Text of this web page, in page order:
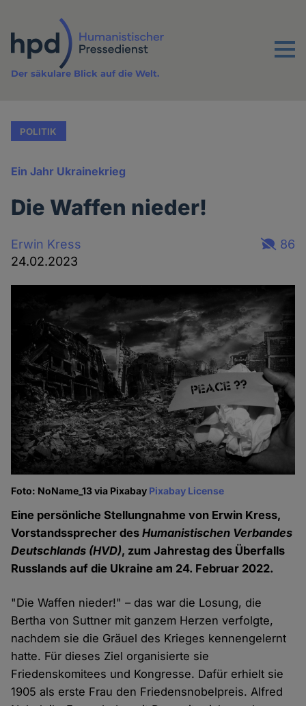
Inhalt
Menu
Der säkulare Blick auf die Welt.
POLITIK
Ein Jahr Ukrainekrieg
Die Waffen nieder!
Erwin Kress
24.02.2023
86
Foto: NoName_13 via Pixabay Pixabay License
Eine persönliche Stellungnahme von Erwin Kress,
Vorstandssprecher desHumanistischen Verbandes
Deutschlands (HVD), zum Jahrestag des Überfalls
Russlands auf die Ukraine am 24. Februar 2022.
"Die Waffen nieder!" – das war die Losung, die
Bertha von Suttner mit ganzem Herzen verfolgte,
nachdem sie die Gräuel des Krieges kennengelernt
hatte. Für dieses Ziel organisierte sie
Friedenskomitees und Kongresse. Dafür erhielt sie
1905 als erste Frau den Friedensnobelpreis. Alfred